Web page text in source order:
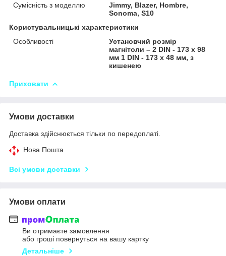
Сумісність з моделлю
Jimmy, Blazer, Hombre,
Sonoma, S10
Користувальницькі характеристики
Особливості
Установчий розмір
магнітоли – 2 DIN - 173 x 98
мм 1 DIN - 173 x 48 мм, з
кишенею
Приховати
Умови доставки
Доставка здійснюється тільки по передоплаті.
Нова Пошта
Всі умови доставки
Умови оплати
Ви отримаєте замовлення
або гроші повернуться на вашу картку
Детальніше